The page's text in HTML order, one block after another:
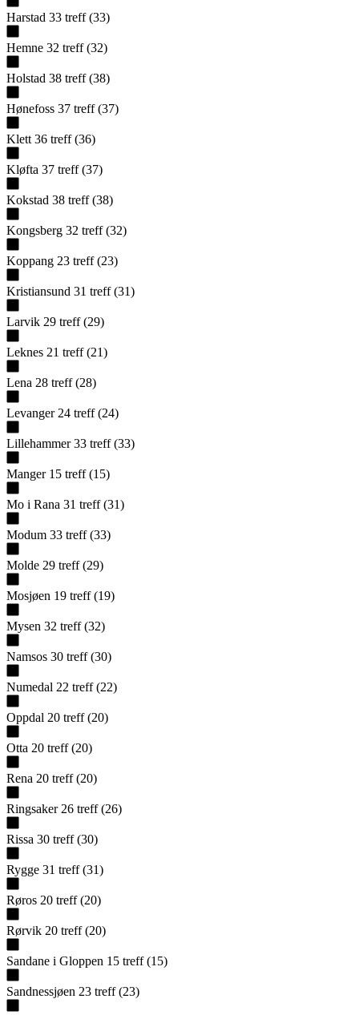
Harstad 33 treff (33)
Hemne 32 treff (32)
Holstad 38 treff (38)
Hønefoss 37 treff (37)
Klett 36 treff (36)
Kløfta 37 treff (37)
Kokstad 38 treff (38)
Kongsberg 32 treff (32)
Koppang 23 treff (23)
Kristiansund 31 treff (31)
Larvik 29 treff (29)
Leknes 21 treff (21)
Lena 28 treff (28)
Levanger 24 treff (24)
Lillehammer 33 treff (33)
Manger 15 treff (15)
Mo i Rana 31 treff (31)
Modum 33 treff (33)
Molde 29 treff (29)
Mosjøen 19 treff (19)
Mysen 32 treff (32)
Namsos 30 treff (30)
Numedal 22 treff (22)
Oppdal 20 treff (20)
Otta 20 treff (20)
Rena 20 treff (20)
Ringsaker 26 treff (26)
Rissa 30 treff (30)
Rygge 31 treff (31)
Røros 20 treff (20)
Rørvik 20 treff (20)
Sandane i Gloppen 15 treff (15)
Sandnessjøen 23 treff (23)